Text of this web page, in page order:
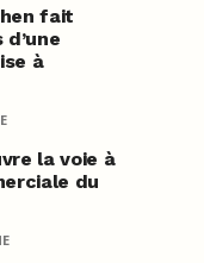
fait
à
la voie à
du